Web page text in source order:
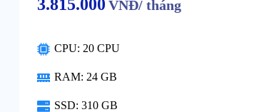
3.815.000 VNĐ/ tháng
CPU: 20 CPU
RAM: 24 GB
SSD: 310 GB